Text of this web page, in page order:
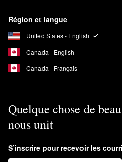
Région et langue
United States - English
Canada - English
Canada - Français
Quelque chose de beau
nous unit
S’inscrire pour recevoir les